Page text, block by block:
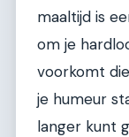
maaltijd is
om je
voorkomt
je humeur
langer kunt